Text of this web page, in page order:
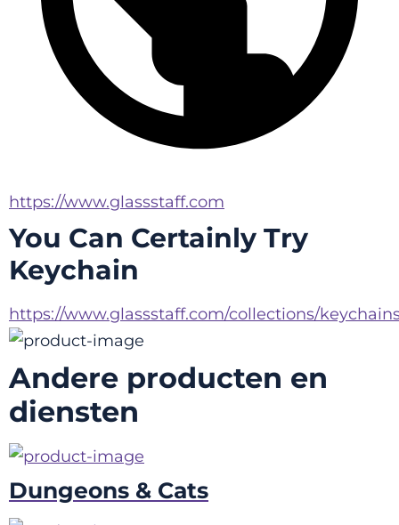
https://www.glassstaff.com
You Can Certainly Try
Keychain
https://www.glassstaff.com/collections/
Andere producten en
diensten
Dungeons & Cats